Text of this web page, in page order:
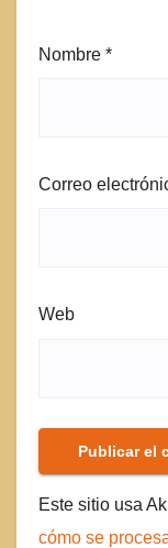
Nombre *
Correo
Web
Este sitio usa
cómo se